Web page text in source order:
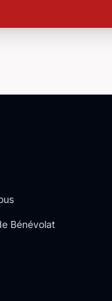
Bénévolat